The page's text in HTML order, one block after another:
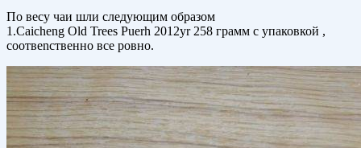
По весу чаи шли следующим образом
1.Caicheng Old Trees Puerh 2012yr 258 грамм с упаковкой ,
соотвеnственно все ровно.